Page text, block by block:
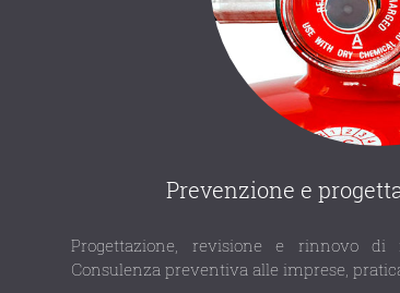
Prevenzione e
Progettazione, revisione e rinnovo
Consulenza preventiva alle imprese,